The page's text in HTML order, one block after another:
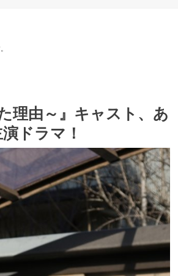
理由～』キャスト、あ
ドラマ！